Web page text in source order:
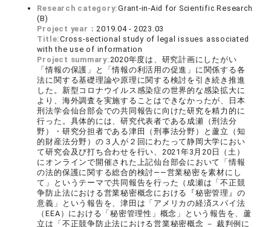
Research category:Grant-in-Aid for Scientific Research
(B)
Project year：2019.04 - 2023.03
Title:Cross-sectional study of legal issues associated
with the use of information
Project summary:2020年度は、研究計画にしたがい
「情報の保護」と「情報の利活用の促進」に関係する各
法に関する基礎理論や原理に関する検討を引き続き推進
した。新型コロナウイルス感染症の世界的な感染拡大に
より、海外調査を実施することはできなかったが、日本
刑法学会仙台部会での共同報告に向けた研究を精力的に
行った。具体的には、研究代表者である成瀬（刑法分
野）・研究分担者である津田（刑事法分野）と蘆立（知
的財産法分野）の３人が２回にわたって静岡大学におい
て研究会及び打ち合わせを行い、2021年3月20日（土）
にオンラインで開催された上記仙台部会において「情報
の法的保護に関する総合的検討――営業秘密を素材にし
て」というテーマで共同報告を行った（成瀬は「不正競
争防止法における営業秘密概念における『秘密管理』の
意義」という報告を、津田は「アメリカの経済スパイ法
（EEA）における「秘密管理性」概念」という報告を、蘆
立は「不正競争防止法における営業秘密概念 － 裁判例に